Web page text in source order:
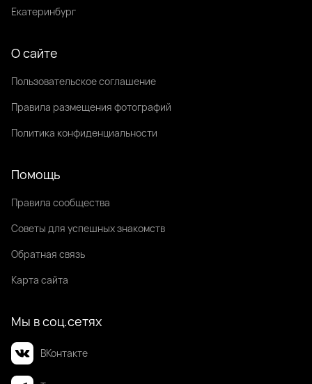
Екатеринбург
О сайте
Пользовательское соглашение
Правила размещения фотографий
Политика конфиденциальности
Помощь
Правила сообщества
Советы для успешных знакомств
Обратная связь
Карта сайта
Мы в соц.сетях
ВКонтакте